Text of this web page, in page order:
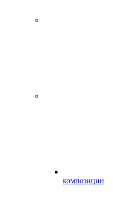
композиции